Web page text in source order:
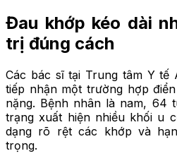
Đau khớp kéo dài
trị đúng cách
Các bác sĩ tại Trung tâm Y tế
tiếp nhận một trường hợp
nặng. Bệnh nhân là nam, 64
trạng xuất hiện nhiều khối u
dạng rõ rệt các khớp và
trọng.